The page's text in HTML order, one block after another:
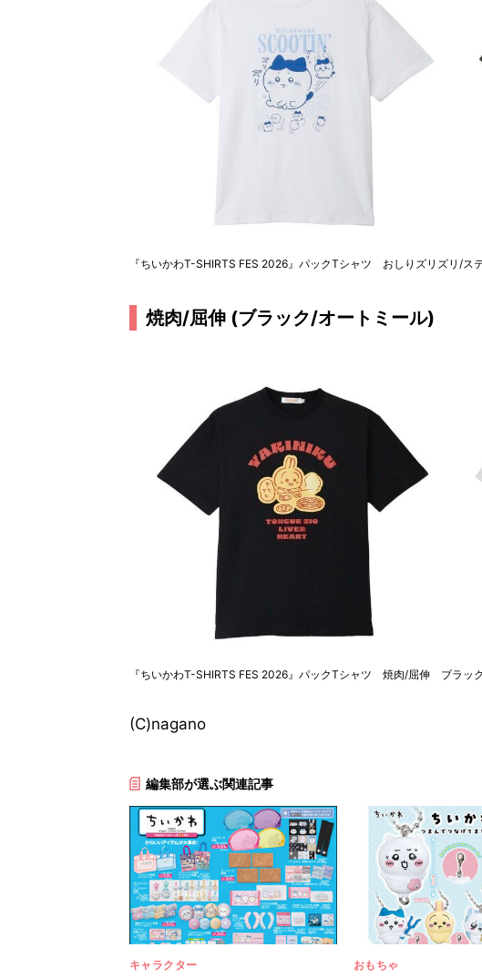
『ちいかわT-SHIRTS FES 2026』パックTシャツ おしりズリズリ/ス
焼肉/屈伸 (ブラック/オートミール)
『ちいかわT-SHIRTS FES 2026』パックTシャツ 焼肉/屈伸 ブラッ
(C)nagano
編集部が選ぶ関連記事
キャラクター おもちゃ